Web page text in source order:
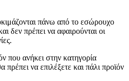
πάνω από το εσώρουχο
δεν πρέπει να αφαιρούνται οι
που ανήκει στην κατηγορία
να επιλέξετε και πάλι προϊόν